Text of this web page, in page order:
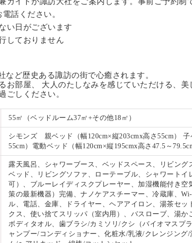
話ください。
い日がございます
しておりません
など歴史ある諏訪の街で心癒されます。
お部屋、 大人のたしなみを感じていただける、美
ごしください。
55㎡（ベッドルーム37㎡+その他18㎡）
シモンズ 親ベッド（幅120cm×縦203cmx高さ55cm） 子
55cm）電動ベッド（幅120cm×縦195cmx高さ47.5～
露天風呂、シャワーブース、ベッドスペース、リビング
ベッド、リビングソファ、ローテーブル、シャワートイ
可）、ブルーレイディスクプレーヤー、加湿機能付き空
策の最新機器）完備、ナノケアスチーマー、冷蔵庫、
ル、電話、金庫、ドライヤー、ヘアアイロン、湯茶セッ
クス、使い捨てスリッパ（室内用）、バスローブ、湯か
ボディタオル、歯ブラシ/カミソリ/クシ（バイオマスプ
ャンプー/コンディショナー、化粧水/乳液/クレンジング